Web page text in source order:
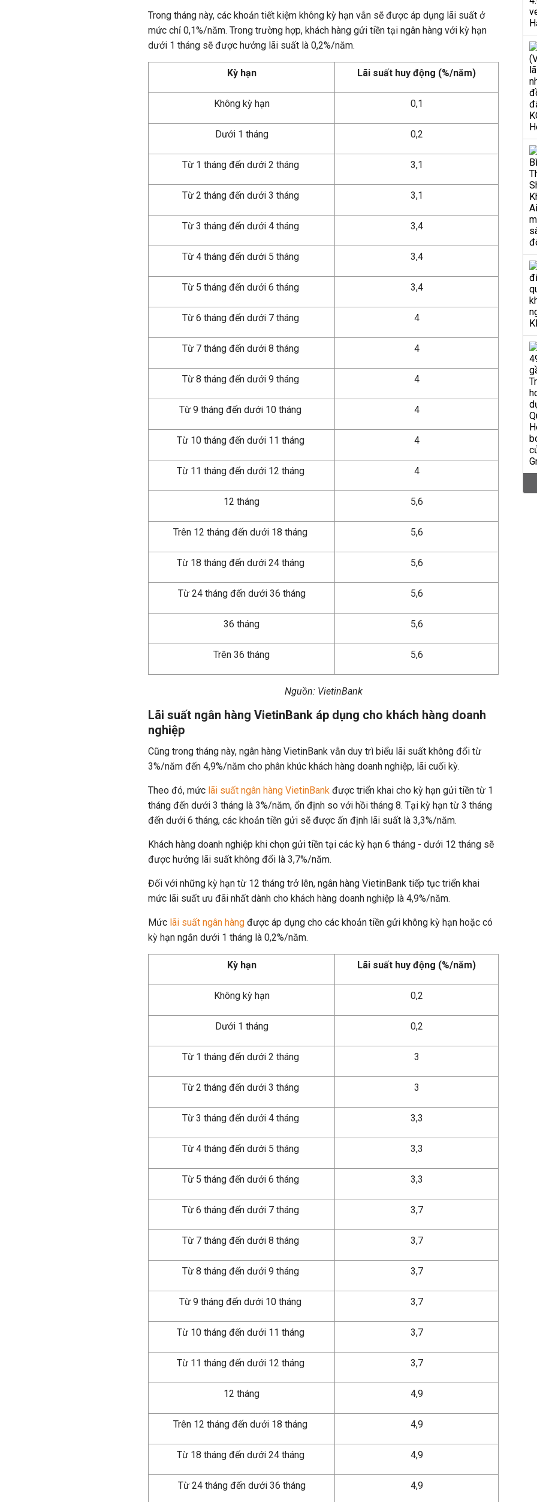
Trong tháng này, các khoản tiết kiệm không kỳ hạn vẫn sẽ được áp dụng lãi suất ở
mức chỉ 0,1%/năm. Trong trường hợp, khách hàng gửi tiền tại ngân hàng với kỳ hạn
dưới 1 tháng sẽ được hưởng lãi suất là 0,2%/năm.
Kỳ hạn Lãi suất huy động (%/năm)
Không kỳ hạn 0,1
Dưới 1 tháng 0,2
Từ 1 tháng đến dưới 2 tháng 3,1
Từ 2 tháng đến dưới 3 tháng 3,1
Từ 3 tháng đến dưới 4 tháng 3,4
Từ 4 tháng đến dưới 5 tháng 3,4
Từ 5 tháng đến dưới 6 tháng 3,4
Từ 6 tháng đến dưới 7 tháng 4
Từ 7 tháng đến dưới 8 tháng 4
Từ 8 tháng đến dưới 9 tháng 4
Từ 9 tháng đến dưới 10 tháng 4
Từ 10 tháng đến dưới 11 tháng 4
Từ 11 tháng đến dưới 12 tháng 4
12 tháng 5,6
Trên 12 tháng đến dưới 18 tháng 5,6
Từ 18 tháng đến dưới 24 tháng 5,6
Từ 24 tháng đến dưới 36 tháng 5,6
36 tháng 5,6
Trên 36 tháng 5,6
Nguồn: VietinBank
Lãi suất ngân hàng VietinBank áp dụng cho khách hàng doanh
nghiệp
Cũng trong tháng này, ngân hàng VietinBank vẫn duy trì biểu lãi suất không đổi từ
3%/năm đến 4,9%/năm cho phân khúc khách hàng doanh nghiệp, lãi cuối kỳ.
Theo đó, mức lãi suất ngân hàng VietinBank được triển khai cho kỳ hạn gửi tiền từ 1
tháng đến dưới 3 tháng là 3%/năm, ổn định so với hồi tháng 8. Tại kỳ hạn từ 3 tháng
đến dưới 6 tháng, các khoản tiền gửi sẽ được ấn định lãi suất là 3,3%/năm.
Khách hàng doanh nghiệp khi chọn gửi tiền tại các kỳ hạn 6 tháng - dưới 12 tháng sẽ
được hưởng lãi suất không đổi là 3,7%/năm.
Đối với những kỳ hạn từ 12 tháng trở lên, ngân hàng VietinBank tiếp tục triển khai
mức lãi suất ưu đãi nhất dành cho khách hàng doanh nghiệp là 4,9%/năm.
Mức lãi suất ngân hàng được áp dụng cho các khoản tiền gửi không kỳ hạn hoặc có
kỳ hạn ngắn dưới 1 tháng là 0,2%/năm.
Kỳ hạn Lãi suất huy động (%/năm)
Không kỳ hạn 0,2
Dưới 1 tháng 0,2
Từ 1 tháng đến dưới 2 tháng 3
Từ 2 tháng đến dưới 3 tháng 3
Từ 3 tháng đến dưới 4 tháng 3,3
Từ 4 tháng đến dưới 5 tháng 3,3
Từ 5 tháng đến dưới 6 tháng 3,3
Từ 6 tháng đến dưới 7 tháng 3,7
Từ 7 tháng đến dưới 8 tháng 3,7
Từ 8 tháng đến dưới 9 tháng 3,7
Từ 9 tháng đến dưới 10 tháng 3,7
Từ 10 tháng đến dưới 11 tháng 3,7
Từ 11 tháng đến dưới 12 tháng 3,7
12 tháng 4,9
Trên 12 tháng đến dưới 18 tháng 4,9
Từ 18 tháng đến dưới 24 tháng 4,9
Từ 24 tháng đến dưới 36 tháng 4,9